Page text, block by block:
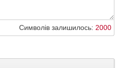
Символів залишилось: 2000